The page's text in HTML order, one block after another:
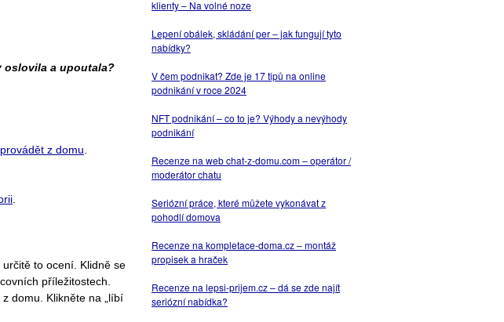
oslovila a upoutala?
z domu
to ocení. Klidně se
příležitostech.
domu. Klikněte na „líbí
klienty – Na volné noze
Lepení obálek, skládání per – jak fungují tyto
nabídky?
V čem podnikat? Zde je 17 tipů na online
podnikání v roce 2024
NFT podnikání – co to je? Výhody a nevýhody
podnikání
Recenze na web chat-z-domu.com – operátor /
moderátor chatu
Seriózní práce, které můžete vykonávat z
pohodlí domova
Recenze na kompletace-doma.cz – montáž
propisek a hraček
Recenze na lepsi-prijem.cz – dá se zde najít
seriózní nabídka?